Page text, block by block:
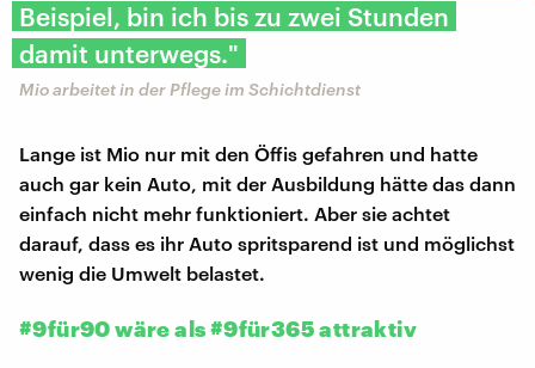
Beispiel, bin ich bis zu zwei Stunden
damit unterwegs."
Mio arbeitet in der Pflege im Schichtdienst
Lange ist Mio nur mit den Öffis gefahren und hatte
auch gar kein Auto, mit der Ausbildung hätte das dann
einfach nicht mehr funktioniert. Aber sie achtet
darauf, dass es ihr Auto spritsparend ist und möglichst
wenig die Umwelt belastet.
#9für90 wäre als #9für365 attraktiv